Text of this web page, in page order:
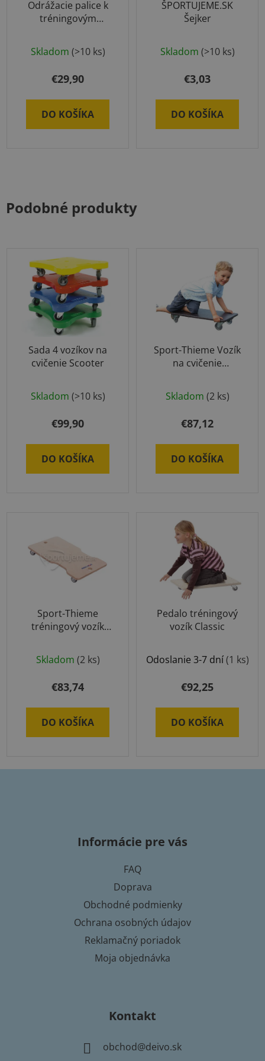
Odrážacie palice k
tréningovým
Skladom (>10 ks)
€29,90
DO KOŠÍKA
ŠPORTUJEME.SK
Šejker
Skladom (>10 ks)
€3,03
DO KOŠÍKA
Podobné produkty
Sada 4 vozíkov na
cvičenie Scooter
hodnotenie
produktu
5,0
z
Skladom (>10 ks)
€99,90
DO KOŠÍKA
Sport-Thieme Vozík
na cvičenie
Skladom (2 ks)
€87,12
DO KOŠÍKA
Sport-Thieme
tréningový vozík
Skladom (2 ks)
€83,74
DO KOŠÍKA
Pedalo tréningový
vozík Classic
Odoslanie 3-7 dní(1 ks)
€92,25
DO KOŠÍKA
Informácie pre vás
FAQ
Doprava
Obchodné podmienky
Ochrana osobných údajov
Reklamačný poriadok
Moja objednávka
Kontakt
obchod@deivo.sk